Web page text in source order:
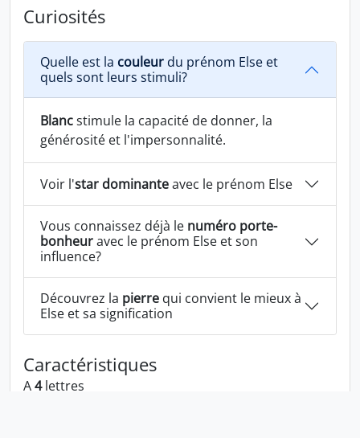
Curiosités
Quelle est la couleur du prénom Else et
quels sont leurs stimuli?
Blancstimule la capacité de donner, la
générosité et l'impersonnalité.
Voir l'star dominanteavec le prénom Else
Vous connaissez déjà le numéro porte-
bonheuravec le prénom Else et son
influence?
Découvrez la pierre qui convient le mieux à
Else et sa signification
Caractéristiques
A4lettres